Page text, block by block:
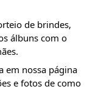
de brindes,
álbuns com o
em nossa página
e fotos de como